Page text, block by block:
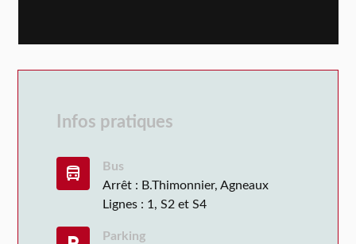
Infos pratiques
directions_bus
Bus
Arrêt : B.Thimonnier, Agneaux
Lignes : 1, S2 et S4
Parking